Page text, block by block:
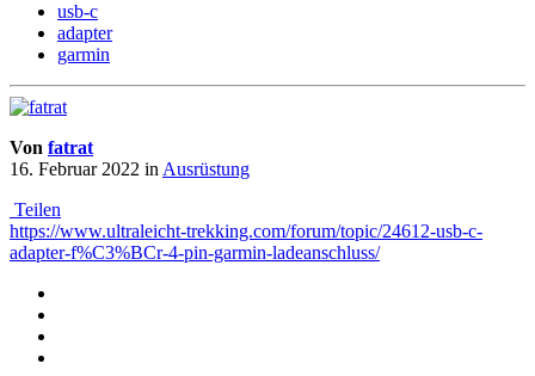
usb-c
adapter
garmin
Von fatrat
16. Februar 2022 inAusrüstung
Teilen
https://www.ultraleicht-trekking.com/forum/topic/24612-usb-c-
adapter-f%C3%BCr-4-pin-garmin-ladeanschluss/